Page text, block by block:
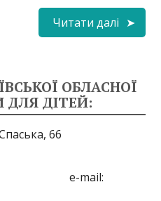
Читати далі
ОБЛАСНОЇ
ДЛЯ ДІТЕЙ:
66
55 e-mail: